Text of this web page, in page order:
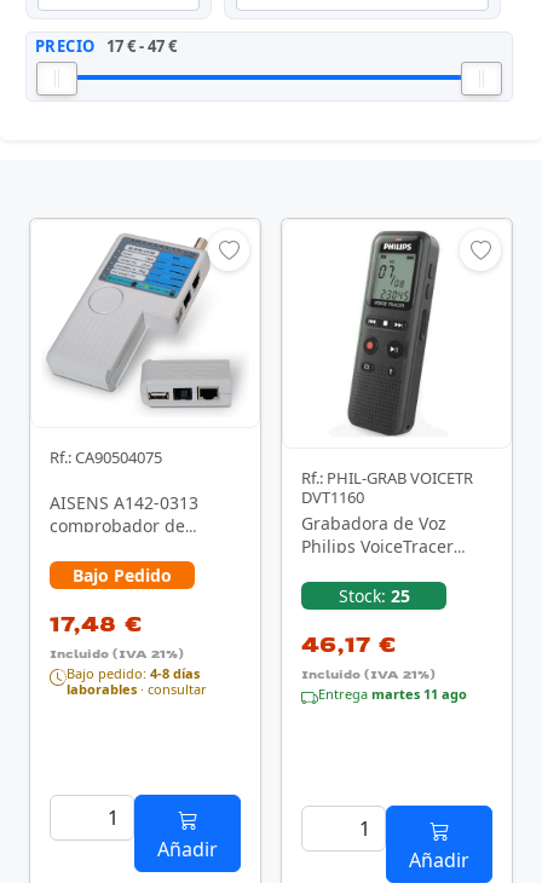
PRECIO 17 € - 47 €
Rf.: CA90504075
AISENS A142-0313
comprobador de
Comprobador de
cables UTP/STP Gris
Bajo Pedido
17,48 €
Incluido (IVA 21%)
Bajo pedido: 4-8 días
laborables · consultar
Añadir
Rf.: PHIL-GRAB VOICETR
DVT1160
Grabadora de Voz
Philips VoiceTracer
Stock: 25
46,17 €
Incluido (IVA 21%)
Entrega martes 11 ago
Añadir